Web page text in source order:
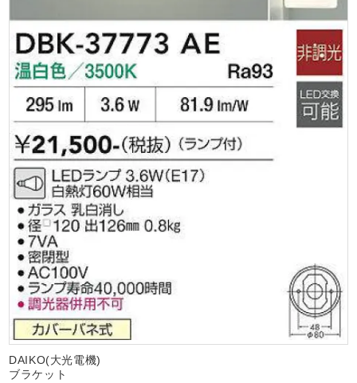
DAIKO(大光電機)
ブラケット